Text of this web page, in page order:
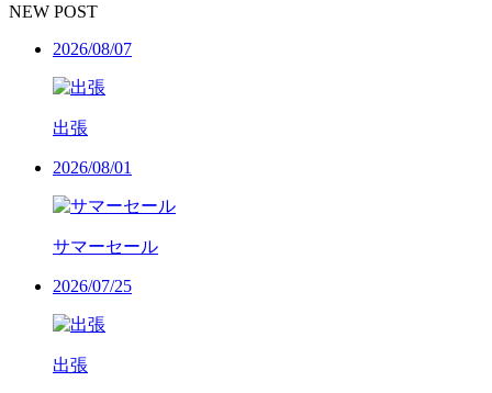
NEW POST
2026/08/07
出張
2026/08/01
サマーセール
2026/07/25
出張